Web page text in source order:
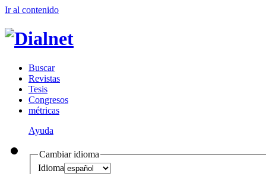
Ir al contenido
Buscar
Revistas
Tesis
Congresos
métricas
Ayuda
Cambiar idioma
Idioma